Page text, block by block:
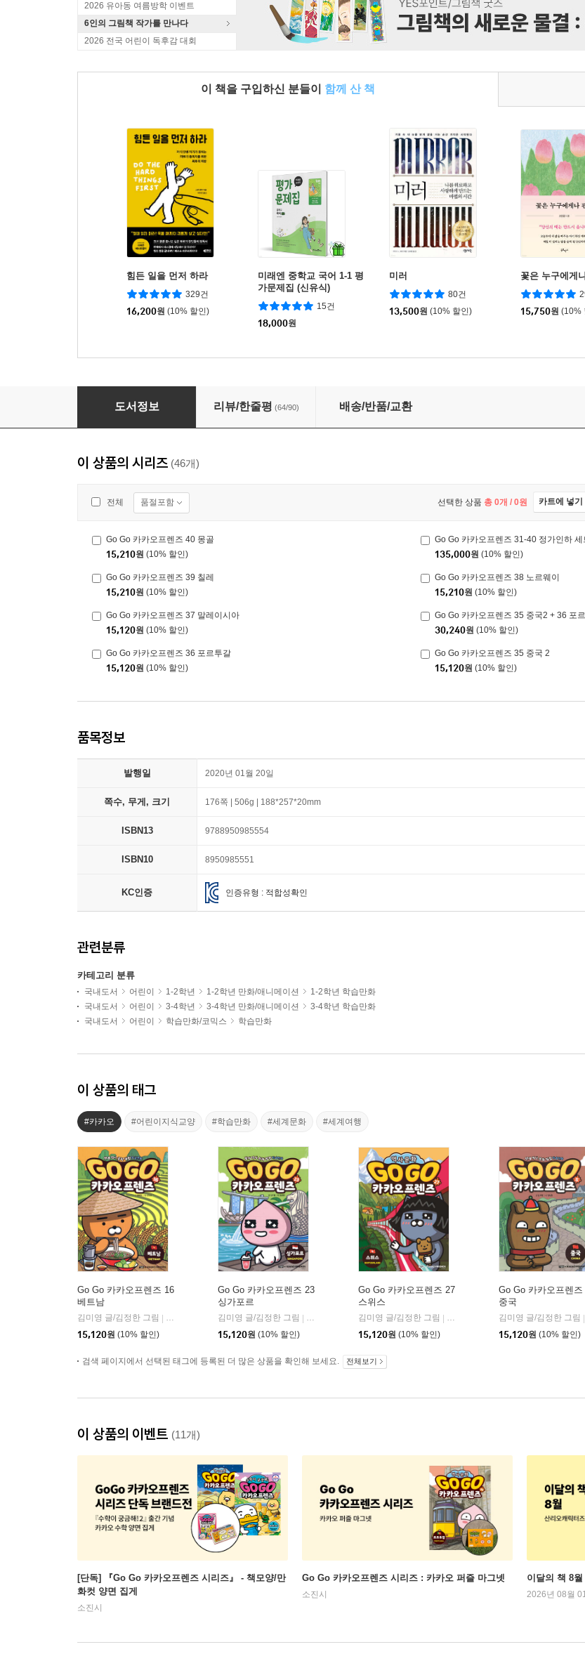
2026 유아동 여름방학 이벤트
6인의 그림책 작가를 만나다
2026 전국 어린이 독후감 대회
이 책을 구입하신 분들이 함께 산 책
힘든 일을 먼저 하라
329건
16,200원 (10% 할인)
미래엔 중학교 국어 1-1 평
가문제집 (신유식)
15건
18,000원
미러
80건
13,500원 (10% 할인)
꽃은 누구에게
15,750원 (10%
Go Go 카카오프렌즈 12 튀르키예
도서정보 리뷰/한줄평 (64/90) 배송/반품/교환
이 상품의 시리즈 (46개)
전체 품절포함 선택한 상품 총 0개 / 0원 카트에 넣기
Go Go 카카오프렌즈 40 몽골
15,210원 (10% 할인)
Go Go 카카오프렌즈 31-40 정가인하 세
135,000원 (10% 할인)
Go Go 카카오프렌즈 39 칠레
15,210원 (10% 할인)
Go Go 카카오프렌즈 38 노르웨이
15,210원 (10% 할인)
Go Go 카카오프렌즈 37 말레이시아
15,120원 (10% 할인)
Go Go 카카오프렌즈 35 중국2 + 36 포
30,240원 (10% 할인)
Go Go 카카오프렌즈 36 포르투갈
15,120원 (10% 할인)
Go Go 카카오프렌즈 35 중국 2
15,120원 (10% 할인)
품목정보
발행일 2020년 01월 20일
쪽수, 무게, 크기 176쪽 | 506g | 188*257*20mm
ISBN13 9788950985554
ISBN10 8950985551
KC인증 인증유형 : 적합성확인
관련분류
카테고리 분류
국내도서 어린이 1-2학년 1-2학년 만화/애니메이션
1-2학년 학습만화
국내도서
어린이 3-4학년 3-4학년 만화/애니메이션
3-4학년 학습만화
국내도서
어린이 학습만화/코믹스 학습만화
이 상품의 태그
#카카오 #어린이지식교양 #학습만화 #세계문화 #세계여행
Go Go 카카오프렌즈 16
베트남
김미영 글/김정한 그림
아울북
15,120원 (10% 할인)
Go Go 카카오프렌즈 23
싱가포르
김미영 글/김정한 그림
아울북
15,120원 (10% 할인)
Go Go 카카오프렌즈 27
스위스
김미영 글/김정한 그림
아울북
15,120원 (10% 할인)
Go Go 카카오프렌즈
중국
김미영 글/김정한 그림
15,120원 (10% 할인)
검색 페이지에서 선택된 태그에 등록된 더 많은 상품을 확인해 보세요. 전체보기
이 상품의 이벤트 (11개)
[단독] 『Go Go 카카오프렌즈 시리즈』 - 책모양/만
화컷 양면 집게
소진시
Go Go 카카오프렌즈 시리즈 : 카카오 퍼즐 마그넷
소진시
이달의 책 8
2026년 08월